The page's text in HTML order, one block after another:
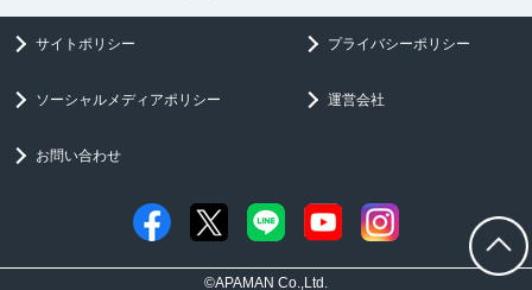
サイトポリシー プライバシーポリシー
ソーシャルメディアポリシー 運営会社
お問い合わせ
©APAMAN Co.,Ltd.